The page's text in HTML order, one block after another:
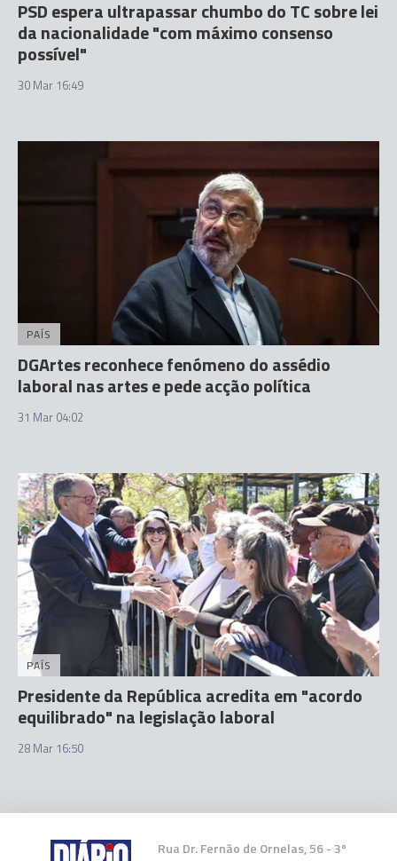
PSD espera ultrapassar chumbo do TC sobre lei
da nacionalidade "com máximo consenso
possível"
30 Mar 16:49
PAÍS
DGArtes reconhece fenómeno do assédio
laboral nas artes e pede acção política
31 Mar 04:02
PAÍS
Presidente da República acredita em "acordo
equilibrado" na legislação laboral
28 Mar 16:50
Rua Dr. Fernão de Ornelas, 56 - 3º